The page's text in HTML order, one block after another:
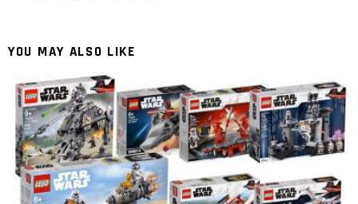
YOU MAY ALSO LIKE